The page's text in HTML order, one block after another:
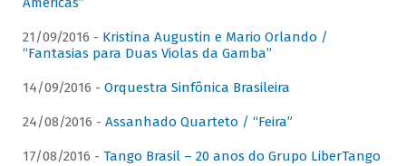
21/09/2016 - Kristina Augustin e Mario Orlando /
“Fantasias para Duas Violas da Gamba”
14/09/2016 - Orquestra Sinfônica Brasileira
24/08/2016 - Assanhado Quarteto / “Feira”
17/08/2016 - Tango Brasil – 20 anos do Grupo LiberTango